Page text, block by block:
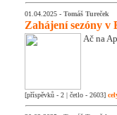
01.04.2025 - Tomáš Tureček
Zahájení sezóny v
Ač na
[příspěvků - 2 | četlo - 2603]